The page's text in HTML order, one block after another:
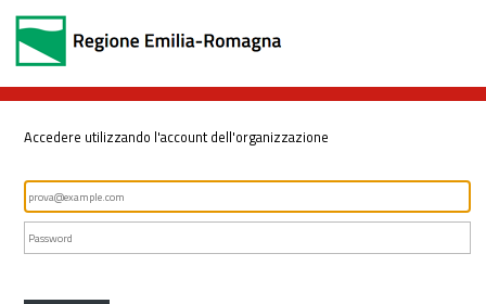
Accedere utilizzando l'account dell'organizzazione